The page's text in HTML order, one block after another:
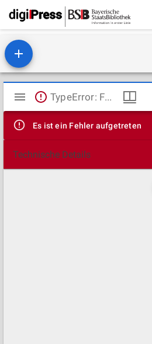
Mirador
Viewer
TypeError: Failed to fetch
Es ist ein Fehler aufgetreten
Technische Details